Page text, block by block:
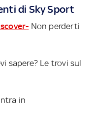
di Sky Sport
Non perderti
sapere? Le trovi sul
in